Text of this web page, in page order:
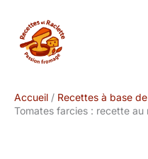
contenu
Accueil
Recettes à base
Tomates farcies : recette au